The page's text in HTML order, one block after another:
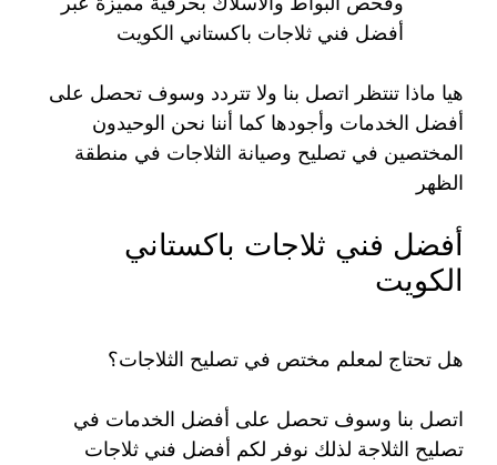
أفضل فني ثلاجات باكستاني الكويت
هيا ماذا تنتظر اتصل بنا ولا تتردد وسوف تحصل على
أفضل الخدمات وأجودها كما أننا نحن الوحيدون
المختصين في تصليح وصيانة الثلاجات في منطقة
الظهر
أفضل فني ثلاجات باكستاني
الكويت
هل تحتاج لمعلم مختص في تصليح الثلاجات؟
اتصل بنا وسوف تحصل على أفضل الخدمات في
تصليح الثلاجة لذلك نوفر لكم أفضل فني ثلاجات